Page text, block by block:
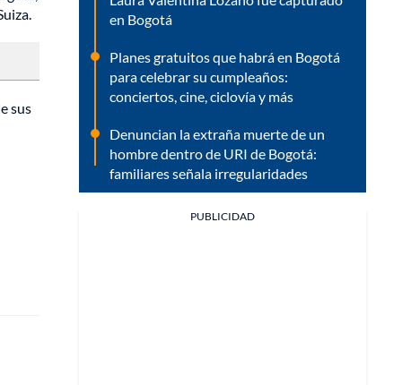
sus
en Bogotá
Planes gratuitos que habrá en Bogotá
para celebrar su cumpleaños:
conciertos, cine, ciclovía y más
Denuncian la extraña muerte de un
hombre dentro de URI de Bogotá:
familiares señala irregularidades
PUBLICIDAD